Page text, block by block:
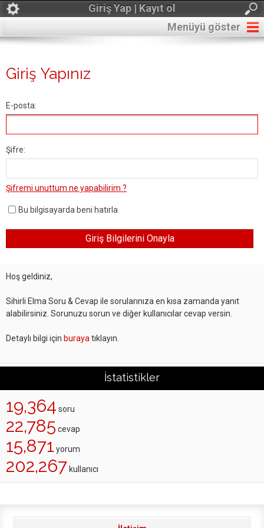
Giriş Yap | Kayıt ol
Menüyü göster
Giriş Yapınız
E-posta:
Şifre:
Şifremi unuttum ne yapabilirim ?
Bu bilgisayarda beni hatırla
Hoş geldiniz,
Sihirli Elma Soru & Cevap ile sorularınıza en kısa zamanda yanıt
alabilirsiniz. Sorunuzu sorun ve diğer kullanıcılar cevap versin.
Detaylı bilgi için buraya tıklayın.
İstatistikler
19,364 soru
22,785 cevap
15,871 yorum
202,267 kullanıcı